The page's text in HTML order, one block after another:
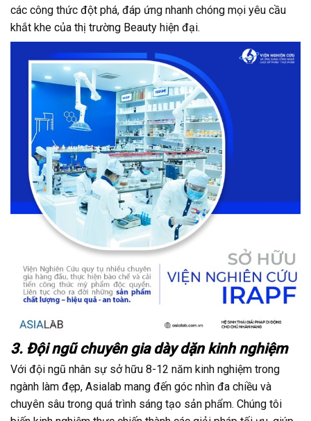
các công thức đột phá, đáp ứng nhanh chóng mọi yêu cầu
khắt khe của thị trường Beauty hiện đại.
3. Đội ngũ chuyên gia dày dặn kinh nghiệm
Với đội ngũ nhân sự sở hữu 8-12 năm kinh nghiệm trong
ngành làm đẹp, Asialab mang đến góc nhìn đa chiều và
chuyên sâu trong quá trình sáng tạo sản phẩm. Chúng tôi